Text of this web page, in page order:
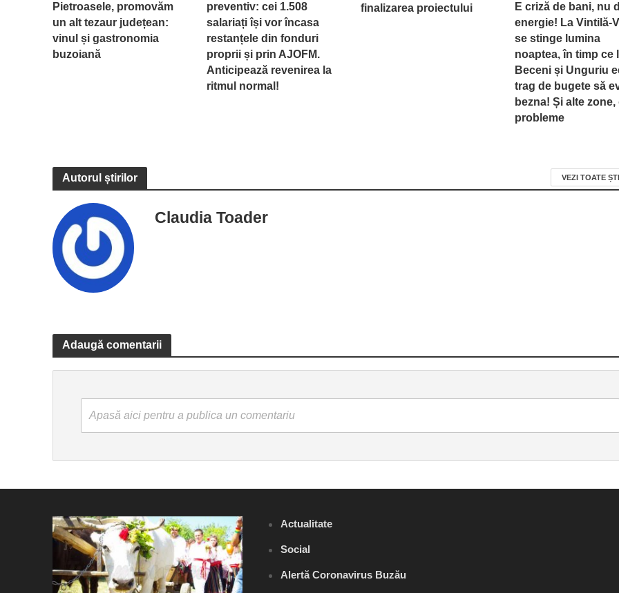
Pietroasele, promovăm
un alt tezaur județean:
vinul și gastronomia
buzoiană
preventiv: cei 1.508
salariați își vor încasa
restanțele din fonduri
proprii și prin AJOFM.
Anticipează revenirea la
ritmul normal!
finalizarea proiectului
E criză de bani, nu
energie! La Vintilă-
se stinge lumina
noaptea, în timp ce
Beceni și Unguriu
trag de bugete să
bezna! Și alte zone,
probleme
Autorul știrilor VEZI TOATE
Claudia Toader
Adaugă comentarii
Apasă aici pentru a publica un comentariu
Actualitate
Social
Alertă Coronavirus Buzău